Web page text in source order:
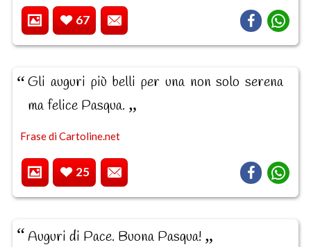
67
Gli auguri più belli per una non solo serena
ma felice Pasqua.
Frase di Cartoline.net
25
Auguri di Pace. Buona Pasqua!